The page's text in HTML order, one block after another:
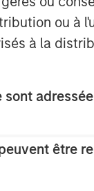
ou à
à la
être
its
deal
ago by
is in